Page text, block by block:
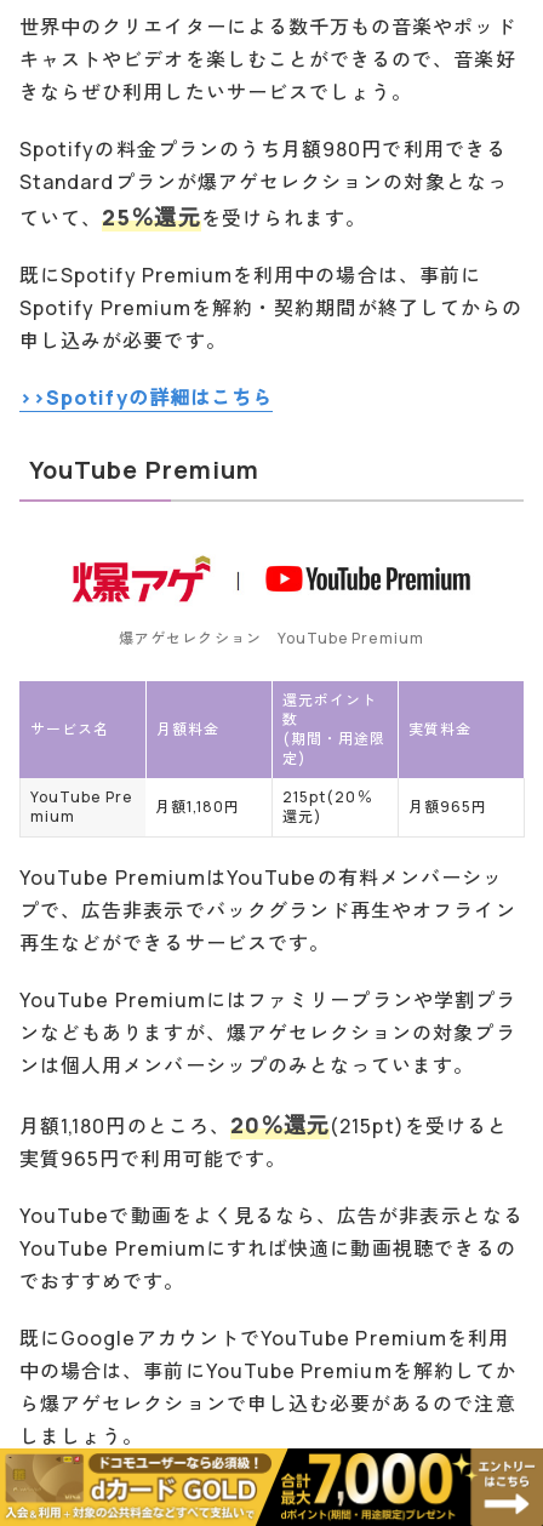
世界中のクリエイターによる数千万もの音楽やポッド
キャストやビデオを楽しむことができるので、音楽好
きならぜひ利用したいサービスでしょう。
Spotifyの料金プランのうち月額980円で利用できる
Standardプランが爆アゲセレクションの対象となっ
ていて、25％還元を受けられます。
既にSpotify Premiumを利用中の場合は、事前に
Spotify Premiumを解約・契約期間が終了してからの
申し込みが必要です。
>>Spotifyの詳細はこちら
YouTube Premium
爆アゲセレクション YouTube Premium
サービス名 月額料金
還元ポイント
数
(期間・用途限
定)
実質料金
YouTube Pre
mium
月額1,180円
215pt(20％
還元)
月額965円
YouTube PremiumはYouTubeの有料メンバーシッ
プで、広告非表示でバックグランド再生やオフライン
再生などができるサービスです。
YouTube Premiumにはファミリープランや学割プラ
ンなどもありますが、爆アゲセレクションの対象プラ
ンは個人用メンバーシップのみとなっています。
月額1,180円のところ、 20％還元(215pt)を受けると
実質965円で利用可能です。
YouTubeで動画をよく見るなら、広告が非表示となる
YouTube Premiumにすれば快適に動画視聴できるの
でおすすめです。
既にGoogleアカウントでYouTube Premiumを利用
中の場合は、事前にYouTube Premiumを解約してか
ら爆アゲセレクションで申し込む必要があるので注意
しましょう。
またYouTube Premiumはサービスの申し込み後に別